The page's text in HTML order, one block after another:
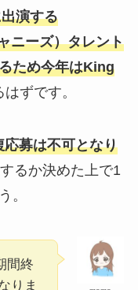
演する
ニーズ）タレント
ため今年はKing
ずです。
募は不可となり
るか決めた上で1
。
間終
りま